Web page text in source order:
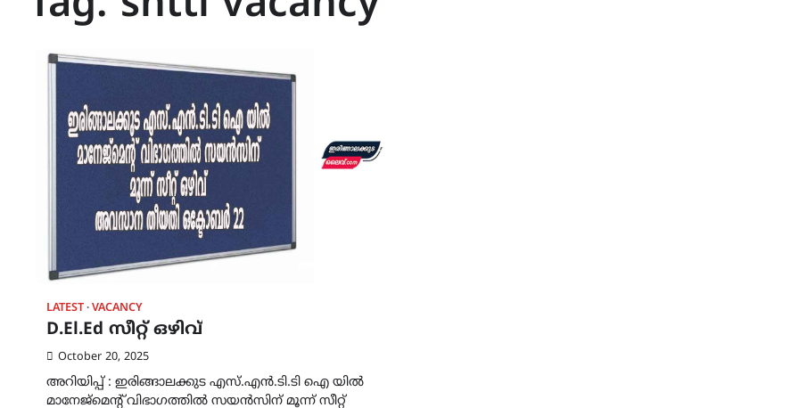
LATEST VACANCY
D.El.Ed സീറ്റ് ഒഴിവ്
October 20, 2025
അറിയിപ്പ് : ഇരിങ്ങാലക്കുട എസ്.എൻ.ടി.ടി ഐ യിൽ
മാനേജ്മെന്റ് വിഭാഗത്തിൽ സയൻസിന് മൂന്ന് സീറ്റ്